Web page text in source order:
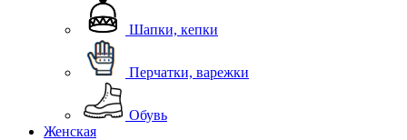
Шапки, кепки
Перчатки, варежки
Обувь
Женская